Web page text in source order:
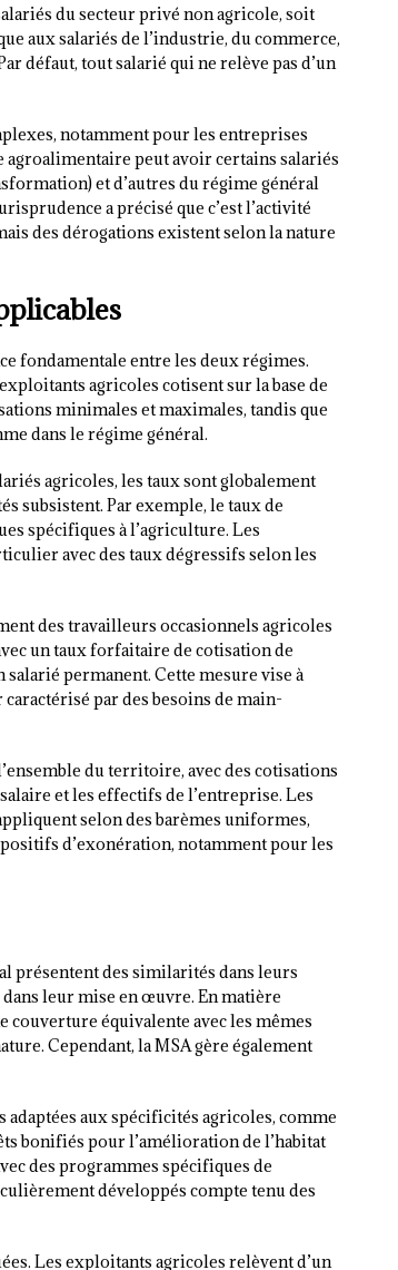
du secteur privé non agricole, soit
aux salariés de l’industrie, du commerce,
défaut, tout salarié qui ne relève pas d’un
notamment pour les entreprises
agroalimentaire peut avoir certains salariés
et d’autres du régime général
a précisé que c’est l’activité
des dérogations existent selon la nature
fondamentale entre les deux régimes.
agricoles cotisent sur la base de
minimales et maximales, tandis que
dans le régime général.
agricoles, les taux sont globalement
subsistent. Par exemple, le taux de
spécifiques à l’agriculture. Les
avec des taux dégressifs selon les
des travailleurs occasionnels agricoles
un taux forfaitaire de cotisation de
permanent. Cette mesure vise à
par des besoins de main-
du territoire, avec des cotisations
et les effectifs de l’entreprise. Les
selon des barèmes uniformes,
d’exonération, notamment pour les
présentent des similarités dans leurs
leur mise en œuvre. En matière
couverture équivalente avec les mêmes
Cependant, la MSA gère également
aux spécificités agricoles, comme
bonifiés pour l’amélioration de l’habitat
des programmes spécifiques de
développés compte tenu des
Les exploitants agricoles relèvent d’un